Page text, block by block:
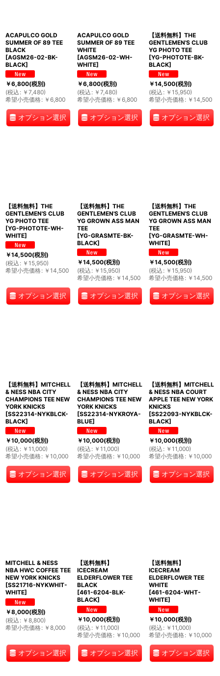
ACAPULCO GOLD
SUMMER OF 89 TEE
BLACK
[AGSM26-02-BK-
BLACK]
￥6,800(税別)
(税込 : ￥ 7,480)
希望小売価格: ￥ 6,800
オプション選択
ACAPULCO GOLD
SUMMER OF 89 TEE
WHITE
[AGSM26-02-WH-
WHITE]
￥6,800(税別)
(税込 : ￥ 7,480)
希望小売価格: ￥ 6,800
オプション選択
【送料無料】THE
GENTLEMEN'S CLUB
YG PHOTO TEE
[YG-PHOTOTE-BK-
BLACK]
￥14,500(税別)
(税込 : ￥ 15,950)
希望小売価格: ￥ 14,500
オプション選択
【送料無料】THE
GENTLEMEN'S CLUB
YG PHOTO TEE
[YG-PHOTOTE-WH-
WHITE]
￥14,500(税別)
(税込 : ￥ 15,950)
希望小売価格: ￥ 14,500
オプション選択
【送料無料】THE
GENTLEMEN'S CLUB
YG GROWN ASS MAN
TEE
[YG-GRASMTE-BK-
BLACK]
￥14,500(税別)
(税込 : ￥ 15,950)
希望小売価格: ￥ 14,500
オプション選択
【送料無料】THE
GENTLEMEN'S CLUB
YG GROWN ASS MAN
TEE
[YG-GRASMTE-WH-
WHITE]
￥14,500(税別)
(税込 : ￥ 15,950)
希望小売価格: ￥ 14,500
オプション選択
【送料無料】MITCHELL
& NESS NBA CITY
CHAMPIONS TEE NEW
YORK KNICKS
[SS22314-NYKBLCK-
BLACK]
￥10,000(税別)
(税込 : ￥ 11,000)
希望小売価格: ￥ 10,000
オプション選択
【送料無料】MITCHELL
& NESS NBA CITY
CHAMPIONS TEE NEW
YORK KNICKS
[SS22314-NYKROYA-
BLUE]
￥10,000(税別)
(税込 : ￥ 11,000)
希望小売価格: ￥ 10,000
オプション選択
【送料無料】MITCHELL
& NESS NBA COURT
APPLE TEE NEW YORK
KNICKS
[SS22093-NYKBLCK-
BLACK]
￥10,000(税別)
(税込 : ￥ 11,000)
希望小売価格: ￥ 10,000
オプション選択
MITCHELL & NESS
NBA HWC COFFEE TEE
NEW YORK KNICKS
[SS21716-NYKWHIT-
WHITE]
￥8,000(税別)
(税込 : ￥ 8,800)
希望小売価格: ￥ 8,000
オプション選択
【送料無料】
ICECREAM
ELDERFLOWER TEE
BLACK
[461-6204-BLK-
BLACK]
￥10,000(税別)
(税込 : ￥ 11,000)
希望小売価格: ￥ 10,000
オプション選択
【送料無料】
ICECREAM
ELDERFLOWER TEE
WHITE
[461-6204-WHT-
WHITE]
￥10,000(税別)
(税込 : ￥ 11,000)
希望小売価格: ￥ 10,000
オプション選択